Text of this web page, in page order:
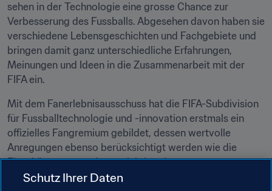
sehen in der Technologie eine grosse Chance zur
Verbesserung des Fussballs. Abgesehen davon haben sie
verschiedene Lebensgeschichten und Fachgebiete und
bringen damit ganz unterschiedliche Erfahrungen,
Meinungen und Ideen in die Zusammenarbeit mit der
FIFA ein.
Mit dem Fanerlebnisausschuss hat die FIFA-Subdivision
für Fussballtechnologie und -innovation erstmals ein
offizielles Fangremium gebildet, dessen wertvolle
Anregungen ebenso berücksichtigt werden wie die
Einschätzungen anderer wichtiger Interessengruppen.
Schutz Ihrer Daten